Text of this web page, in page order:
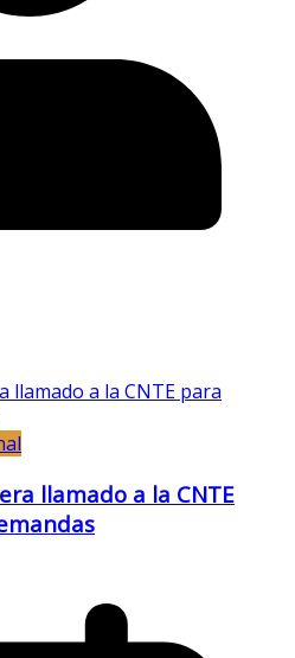
llamado a la CNTE